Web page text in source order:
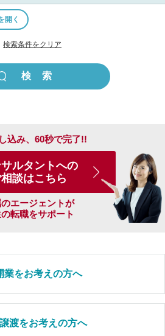
開く
検索条件をクリア
込み、60秒で完了!!
ルタントへの
談はこちら
エージェントが
転職をサポート
業をお考えの方へ
渡をお考えの方へ